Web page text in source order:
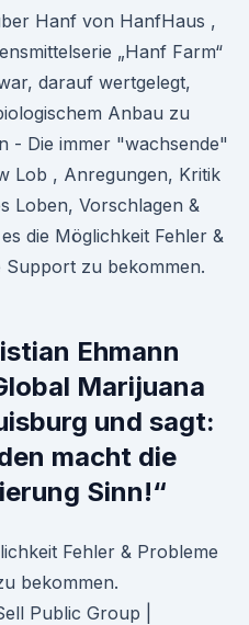
Hanf von HanfHaus ,
„Hanf Farm“
darauf wertgelegt,
Anbau zu
- Die immer "wachsende"
Lob , Anregungen, Kritik
Loben, Vorschlagen &
die Möglichkeit Fehler &
Support zu bekommen.
Ehmann
Marijuana
und sagt:
macht die
Sinn!“
Fehler & Probleme
bekommen.
Public Group |